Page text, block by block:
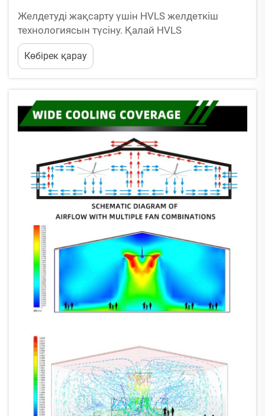
Желдетуді жақсарту үшін HVLS желдеткіш
технологиясын түсіну. Қалай HVLS
желдеткіштер үлкен ауа көлемдерін тиімді
орын ауыстырады. Жоғары көлемді төмен
жылдамдықты (HVLS) желдеткіштердің ауа
ескерерлік. Ұлы көлемдегі...
Көбірек қарау